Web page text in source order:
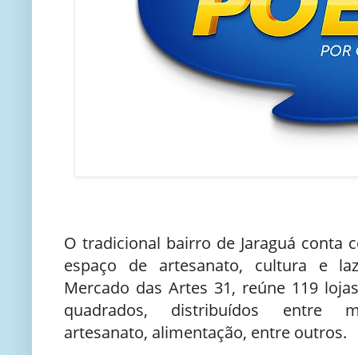
O tradicional bairro de Jaraguá conta
espaço de artesanato, cultura e
Mercado das Artes 31, reúne 119
quadrados, distribuídos entre
artesanato, alimentação, entre outros.